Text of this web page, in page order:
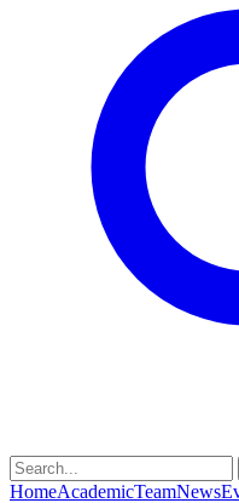
HomeAcademicTeamNews